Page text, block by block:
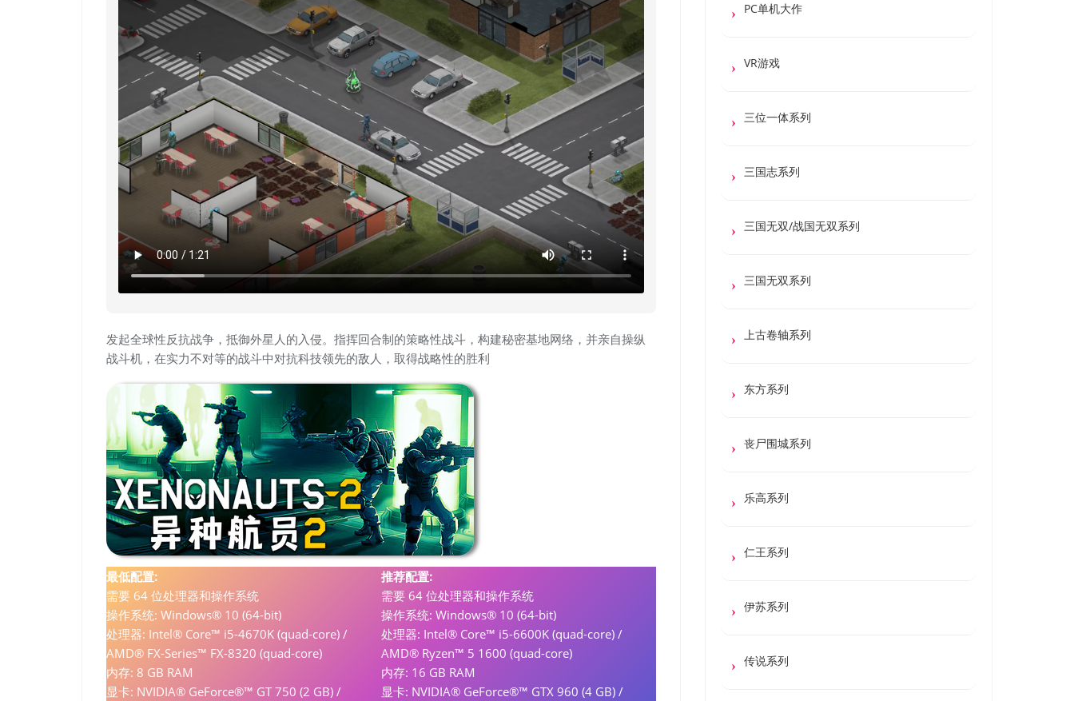
发起全球性反抗战争，抵御外星人的入侵。指挥回合制的策略性战斗，构建秘密基地网络，并亲自操纵
战斗机，在实力不对等的战斗中对抗科技领先的敌人，取得战略性的胜利
最低配置:
需要 64 位处理器和操作系统
操作系统: Windows® 10 (64-bit)
处理器: Intel® Core™ i5-4670K (quad-core) /
AMD® FX-Series™ FX-8320 (quad-core)
内存: 8 GB RAM
显卡: NVIDIA® GeForce®™ GT 750 (2 GB) /
推荐配置:
需要 64 位处理器和操作系统
操作系统: Windows® 10 (64-bit)
处理器: Intel® Core™ i5-6600K (quad-core) /
AMD® Ryzen™ 5 1600 (quad-core)
内存: 16 GB RAM
显卡: NVIDIA® GeForce®™ GTX 960 (4 GB) /
PC单机大作
VR游戏
三位一体系列
三国志系列
三国无双/战国无双系列
三国无双系列
上古卷轴系列
东方系列
丧尸围城系列
乐高系列
仁王系列
伊苏系列
传说系列